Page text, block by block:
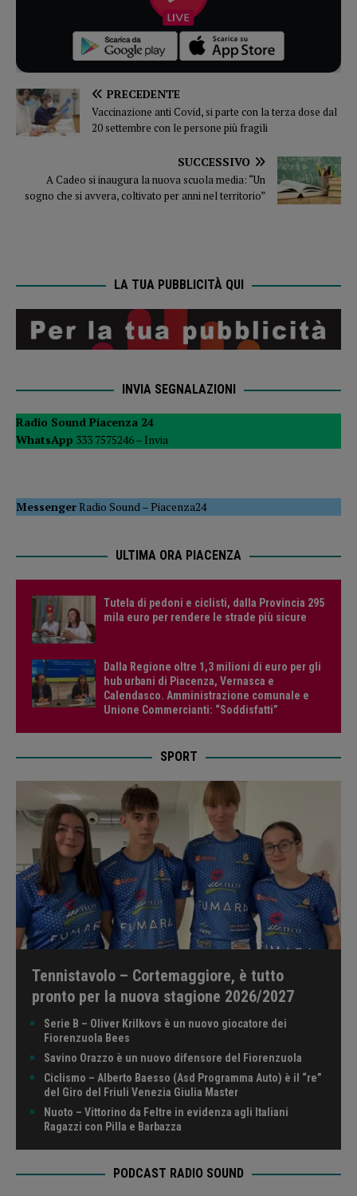
PRECEDENTE
Vaccinazione anti Covid, si parte con la terza dose dal
20 settembre con le persone più fragili
SUCCESSIVO
A Cadeo si inaugura la nuova scuola media: “Un
sogno che si avvera, coltivato per anni nel territorio”
LA TUA PUBBLICITÀ QUI
INVIA SEGNALAZIONI
Radio Sound Piacenza 24
WhatsApp 333 7575246 – Invia
MessengerRadio Sound–Piacenza24
ULTIMA ORA PIACENZA
Tutela di pedoni e ciclisti, dalla Provincia 295
mila euro per rendere le strade più sicure
Dalla Regione oltre 1,3 milioni di euro per gli
hub urbani di Piacenza, Vernasca e
Calendasco. Amministrazione comunale e
Unione Commercianti: “Soddisfatti”
SPORT
Tennistavolo – Cortemaggiore, è tutto
pronto per la nuova stagione 2026/2027
Serie B – Oliver Krilkovs è un nuovo giocatore dei
Fiorenzuola Bees
Savino Orazzo è un nuovo difensore del Fiorenzuola
Ciclismo – Alberto Baesso (Asd Programma Auto) è il “re”
del Giro del Friuli Venezia Giulia Master
Nuoto – Vittorino da Feltre in evidenza agli Italiani
Ragazzi con Pilla e Barbazza
PODCAST RADIO SOUND